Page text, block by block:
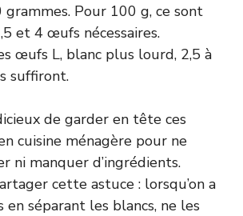
grammes. Pour 100 g, ce sont
et 4 œufs nécessaires.
œufs L, blanc plus lourd, 2,5 à
suffiront.
de garder en tête ces
cuisine ménagère pour ne
ni manquer d’ingrédients.
cette astuce : lorsqu’on a
en séparant les blancs, ne les